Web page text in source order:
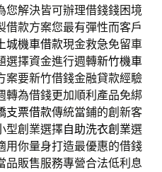
您解決皆可辦理借錢錢困境
借款方案您最有彈性而客戶
城機車借款現金救急免留車
選擇資金進行週轉新竹機車
案要新竹借錢金融貸款經驗
轉為借錢更加順利產品免綁
支票借款傳統當鋪的創新客
型創業選擇自助洗衣創業選
用你量身打造最優惠的借錢
品販售服務專營合法低利息